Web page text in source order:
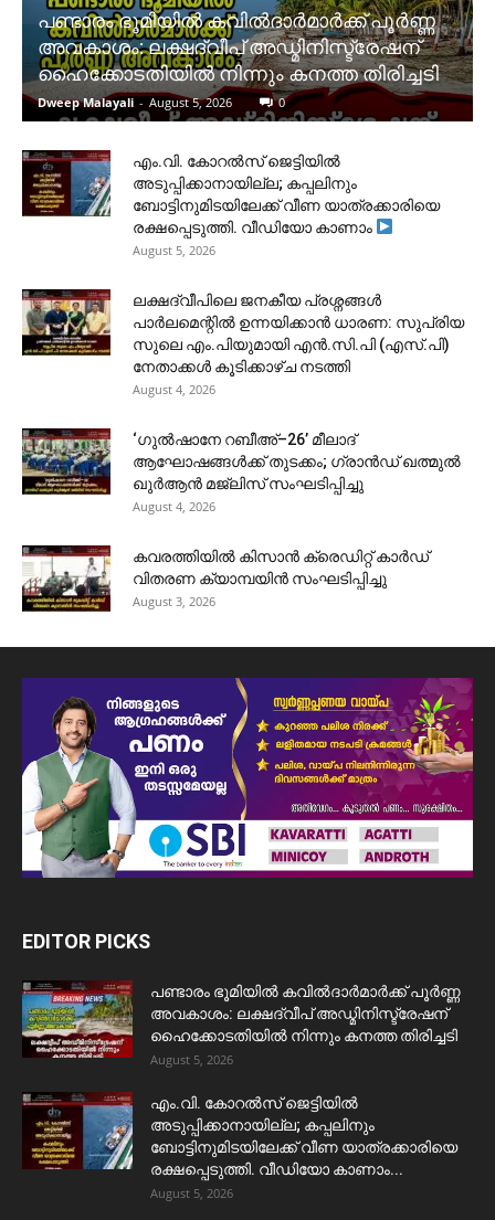
പണ്ടാരം ഭൂമിയിൽ കവിൽദാർമാർക്ക് പൂർണ്ണ
അവകാശം: ലക്ഷദ്വീപ് അഡ്മിനിസ്ട്രേഷന്
ഹൈക്കോടതിയിൽ നിന്നും കനത്ത തിരിച്ചടി
Dweep Malayali - August 5, 2026 0
​എം.വി. കോറൽസ് ജെട്ടിയിൽ
അടുപ്പിക്കാനായില്ല; കപ്പലിനും
ബോട്ടിനുമിടയിലേക്ക് വീണ യാത്രക്കാരിയെ
രക്ഷപ്പെടുത്തി. വീഡിയോ കാണാം
August 5, 2026
ലക്ഷദ്വീപിലെ ജനകീയ പ്രശ്നങ്ങൾ
പാർലമെന്റിൽ ഉന്നയിക്കാൻ ധാരണ: സുപ്രിയ
സുലെ എം.പിയുമായി എൻ.സി.പി (എസ്.പി)
നേതാക്കൾ കൂടിക്കാഴ്ച നടത്തി
August 4, 2026
‘ഗുൽഷാനേ റബീഅ്–26’ മീലാദ്
ആഘോഷങ്ങൾക്ക് തുടക്കം; ഗ്രാൻഡ് ഖത്മുൽ
ഖുർആൻ മജ്‌ലിസ് സംഘടിപ്പിച്ചു
August 4, 2026
കവരത്തിയിൽ കിസാൻ ക്രെഡിറ്റ് കാർഡ്
വിതരണ ക്യാമ്പയിൻ സംഘടിപ്പിച്ചു
August 3, 2026
EDITOR PICKS
പണ്ടാരം ഭൂമിയിൽ കവിൽദാർമാർക്ക് പൂർണ്ണ
അവകാശം: ലക്ഷദ്വീപ് അഡ്മിനിസ്ട്രേഷന്
ഹൈക്കോടതിയിൽ നിന്നും കനത്ത തിരിച്ചടി
August 5, 2026
​എം.വി. കോറൽസ് ജെട്ടിയിൽ
അടുപ്പിക്കാനായില്ല; കപ്പലിനും
ബോട്ടിനുമിടയിലേക്ക് വീണ യാത്രക്കാരിയെ
രക്ഷപ്പെടുത്തി. വീഡിയോ കാണാം...
August 5, 2026